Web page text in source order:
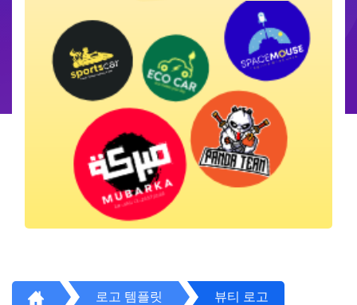
로고 템플릿 뷰티 로고